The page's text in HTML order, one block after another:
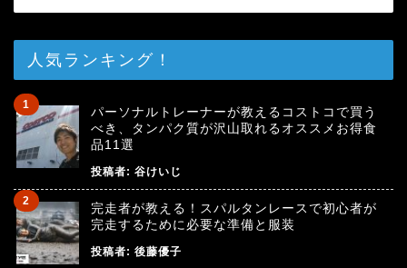
人気ランキング！
パーソナルトレーナーが教えるコストコで買う
べき、タンパク質が沢山取れるオススメお得食
品11選
投稿者: 谷けいじ
完走者が教える！スパルタンレースで初心者が
完走するために必要な準備と服装
投稿者: 後藤優子